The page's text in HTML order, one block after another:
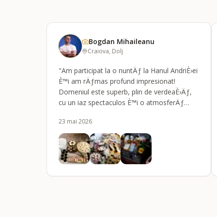
Bogdan Mihaileanu
Craiova, Dolj
"Am participat la o nuntÄƒ la Hanul AndriÈ›ei
È™i am rÄƒmas profund impresionat!
Domeniul este superb, plin de verdeaÈ›Äƒ,
cu un iaz spectaculos È™i o atmosferÄƒ
climatizatÄƒ, iar ringul de dans generos.
MÃ¢ncarea a fost caldÄƒ, absolut
delicioasÄƒ, iar servirea s-a fÄƒcut impecabil
È™i la timp. O locaÈ›ie premium de 5 stele
Ã®n Craiova pentru orice petrecere!"
23 mai 2026